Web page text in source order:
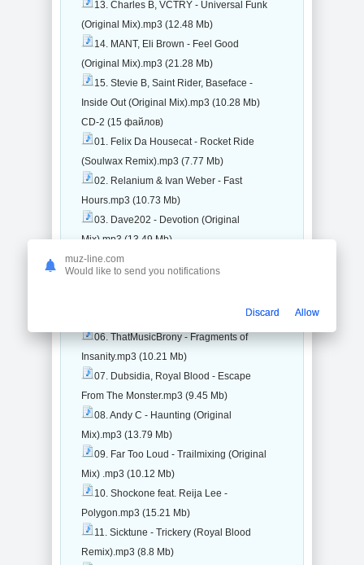
13. Charles B, VCTRY - Universal Funk
(Original Mix).mp3 (12.48 Mb)
14. MANT, Eli Brown - Feel Good
(Original Mix).mp3 (21.28 Mb)
15. Stevie B, Saint Rider, Baseface -
Inside Out (Original Mix).mp3 (10.28 Mb)
CD-2 (15 файлов)
01. Felix Da Housecat - Rocket Ride
(Soulwax Remix).mp3 (7.77 Mb)
02. Relanium & Ivan Weber - Fast
Hours.mp3 (10.73 Mb)
03. Dave202 - Devotion (Original
Mix).mp3 (13.49 Mb)
04. Tokyo Machine - Blast (Original
Mix).mp3 (10.74 Mb)
06. ThatMusicBrony - Fragments of
Insanity.mp3 (10.21 Mb)
07. Dubsidia, Royal Blood - Escape
From The Monster.mp3 (9.45 Mb)
08. Andy C - Haunting (Original
Mix).mp3 (13.79 Mb)
09. Far Too Loud - Trailmixing (Original
Mix) .mp3 (10.12 Mb)
10. Shockone feat. Reija Lee -
Polygon.mp3 (15.21 Mb)
11. Sicktune - Trickery (Royal Blood
Remix).mp3 (8.8 Mb)
muz-line.com
Would like to send you notifications
Discard Allow